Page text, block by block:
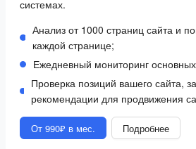
системах.
Анализ от 1000 страниц сайта и
каждой странице;
Ежедневный мониторинг
Проверка позиций вашего сайта,
рекомендации для продвижения
От 990₽ в мес. Подробнее